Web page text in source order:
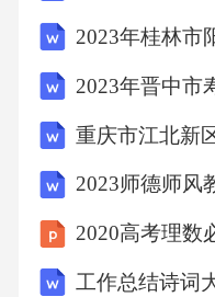
理（当然还包
括其它原理），“
C.分子在不停地做
间隙
2023师德师风
工作总结诗词